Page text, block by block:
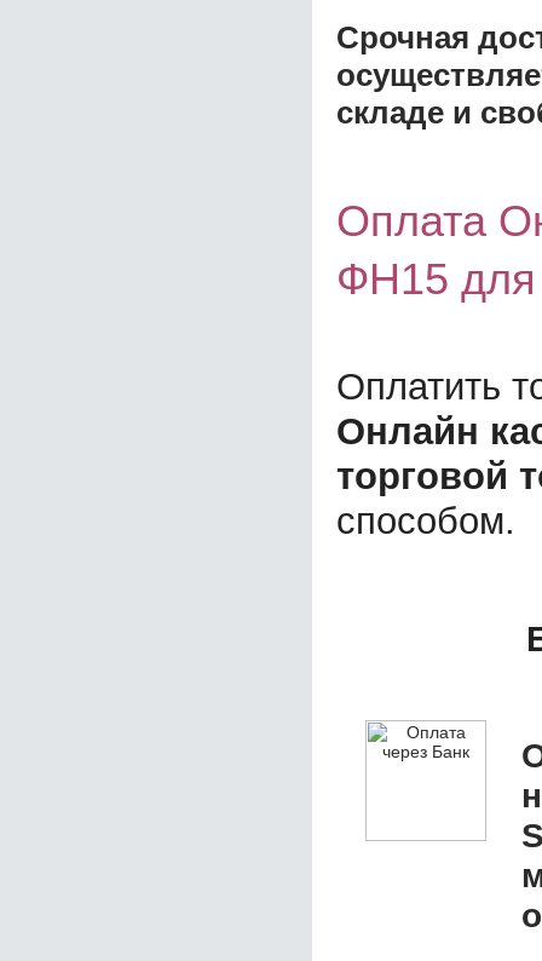
Срочная
складе и
Оплата
ФН15 для
Оплатить
Онлайн
торговой
способом.